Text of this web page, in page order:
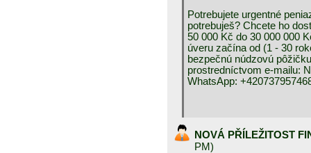
Potrebujete urgentné
potrebuješ? Chcete ho
50 000 Kč do 30 000 000
úveru začína od (1 - 30
bezpečnú núdzovú
prostredníctvom e-mailu:
WhatsApp:
NOVÁ PŘÍLEŽITOST
PM)